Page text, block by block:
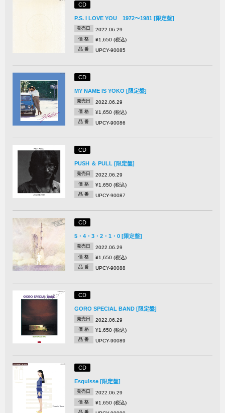
CD
P.S. I LOVE YOU 1972〜1981 [限定盤]
発売日 2022.06.29
価 格 ¥1,650 (税込)
品 番 UPCY-90085
CD
MY NAME IS YOKO [限定盤]
発売日 2022.06.29
価 格 ¥1,650 (税込)
品 番 UPCY-90086
CD
PUSH ＆ PULL [限定盤]
発売日 2022.06.29
価 格 ¥1,650 (税込)
品 番 UPCY-90087
CD
5・4・3・2・1・0 [限定盤]
発売日 2022.06.29
価 格 ¥1,650 (税込)
品 番 UPCY-90088
CD
GORO SPECIAL BAND [限定盤]
発売日 2022.06.29
価 格 ¥1,650 (税込)
品 番 UPCY-90089
CD
Esquisse [限定盤]
発売日 2022.06.29
価 格 ¥1,650 (税込)
品 番